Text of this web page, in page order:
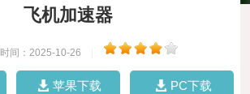
飞机加速器
时间：2025-10-26
苹果下载 PC下载